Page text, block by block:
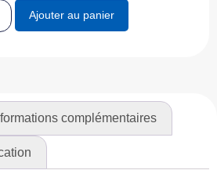
Ajouter au panier
complémentaires